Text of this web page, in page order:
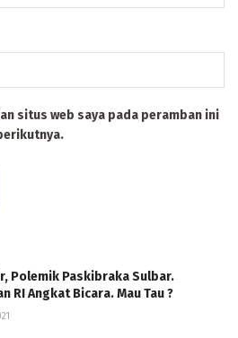
situs web saya pada peramban ini
Polemik Paskibraka Sulbar.
RI Angkat Bicara. Mau Tau ?